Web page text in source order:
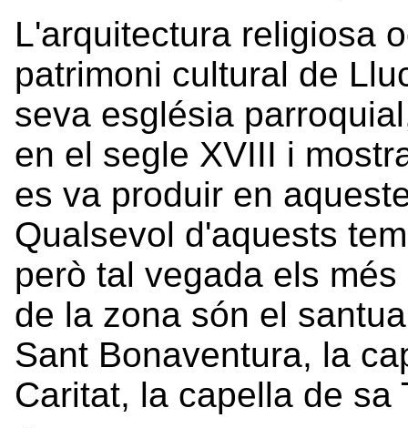
L'arquitectura religiosa
patrimoni cultural de
seva església
en el segle XVIII i
es va produir en
Qualsevol d'aquests
però tal vegada els
de la zona són el
Sant Bonaventura, la
Caritat, la capella de sa